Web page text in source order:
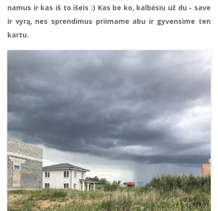
namus ir kas iš to išeis :) Kas be ko, kalbėsiu už du - save
ir vyrą, nes sprendimus priimame abu ir gyvensime ten
kartu.